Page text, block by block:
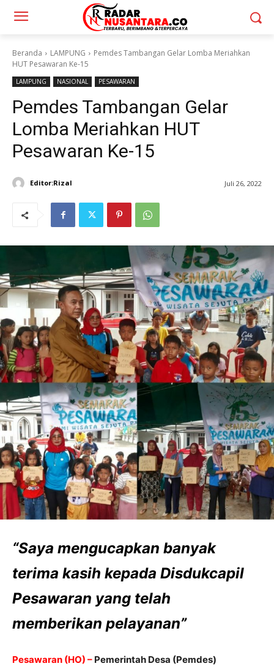
Beranda LAMPUNG
Pemdes Tambangan Gelar Lomba Meriahkan
HUT Pesawaran Ke-15
LAMPUNG NASIONAL PESAWARAN
Pemdes Tambangan Gelar
Lomba Meriahkan HUT
Pesawaran Ke-15
Editor:Rizal Juli 26, 2022
“Saya mengucapkan banyak
terima kasih kepada Disdukcapil
Pesawaran yang telah
memberikan pelayanan”
Pesawaran (HO) – Pemerintah Desa (Pemdes)